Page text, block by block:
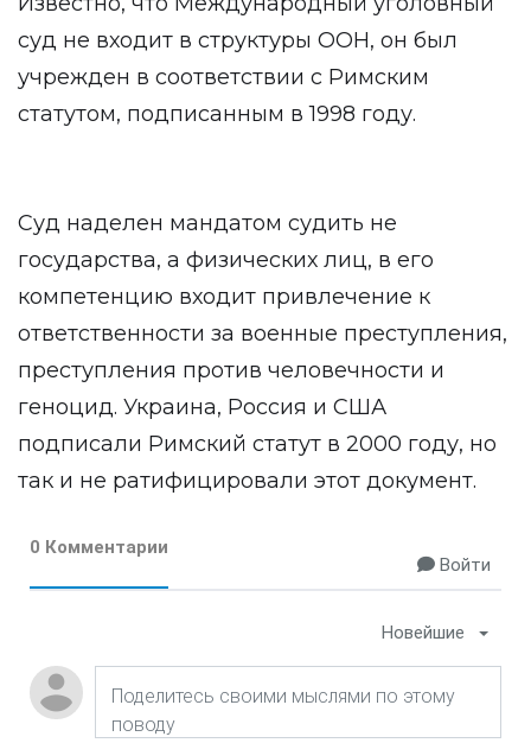
суд не входит в структуры ООН, он был
учрежден в соответствии с Римским
статутом, подписанным в 1998 году.
Суд наделен мандатом судить не
государства, а физических лиц, в его
компетенцию входит привлечение к
ответственности за военные преступления,
преступления против человечности и
геноцид. Украина, Россия и США
подписали Римский статут в 2000 году, но
так и не ратифицировали этот документ.
0 Комментарии
Войти
Новейшие